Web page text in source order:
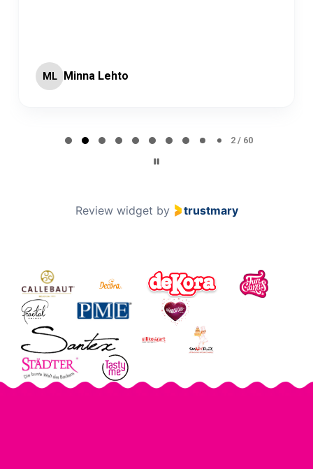
ML Minna Lehto
2 / 60
Review widget by trustmary